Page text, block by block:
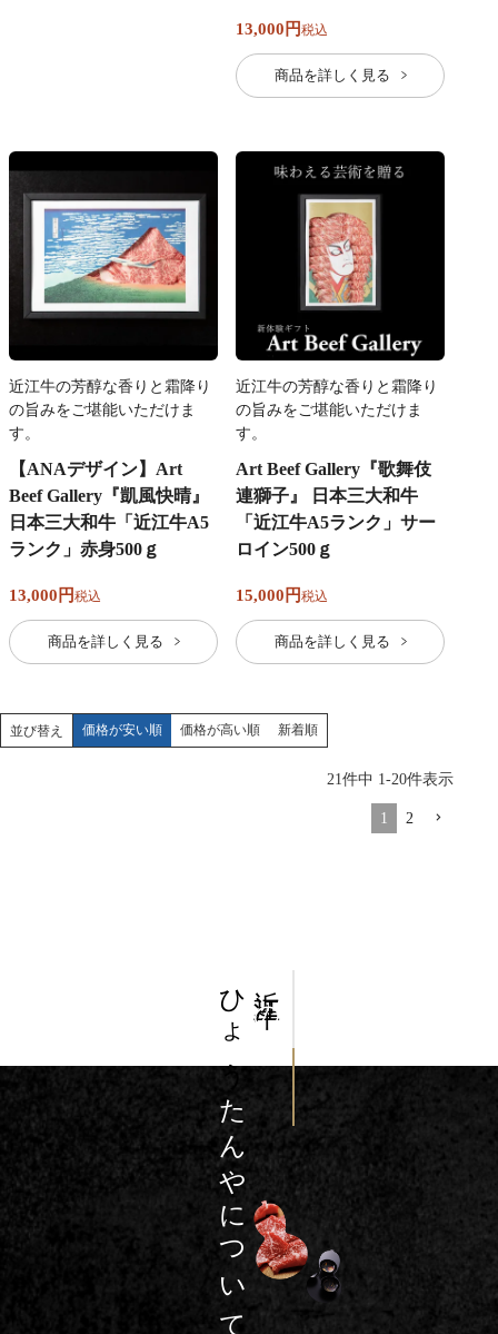
13,000 税込
商品を詳しく見る
近江牛の芳醇な香りと霜降り
の旨みをご堪能いただけま
す。
【ANAデザイン】Art
Beef Gallery『凱風快晴』
日本三大和牛「近江牛A5
ランク」赤身500ｇ
13,000 税込
商品を詳しく見る
近江牛の芳醇な香りと霜降り
の旨みをご堪能いただけま
す。
Art Beef Gallery『歌舞伎
連獅子』 日本三大和牛
「近江牛A5ランク」サー
ロイン500ｇ
15,000 税込
商品を詳しく見る
並び替え 価格が安い順 価格が高い順 新着順
21件中 1-20件表示
1 2
の
ひょう
たんやについて